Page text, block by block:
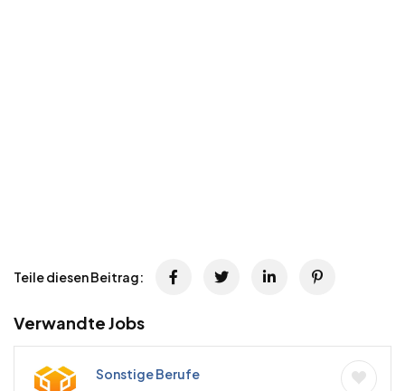
Teile diesen Beitrag:
Verwandte Jobs
Sonstige Berufe